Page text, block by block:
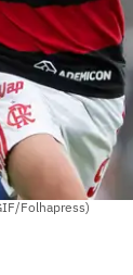
Folhapress)